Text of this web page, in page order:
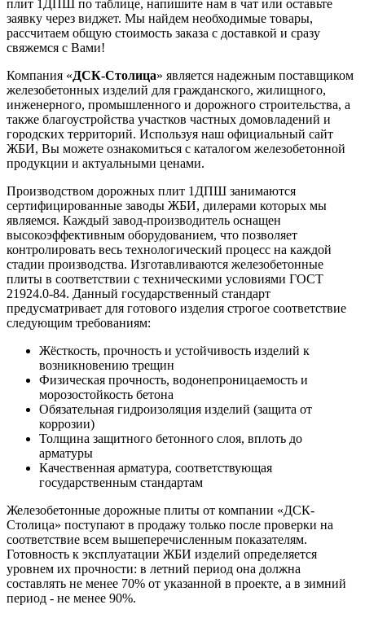
плит 1ДПШ по таблице, напишите нам в чат или оставьте
заявку через виджет. Мы найдем необходимые товары,
рассчитаем общую стоимость заказа с доставкой и сразу
свяжемся с Вами!
Компания «ДСК-Столица» является надежным поставщиком
железобетонных изделий для гражданского, жилищного,
инженерного, промышленного и дорожного строительства, а
также благоустройства участков частных домовладений и
городских территорий. Используя наш официальный сайт
ЖБИ, Вы можете ознакомиться с каталогом железобетонной
продукции и актуальными ценами.
Производством дорожных плит 1ДПШ занимаются
сертифицированные заводы ЖБИ, дилерами которых мы
являемся. Каждый завод-производитель оснащен
высокоэффективным оборудованием, что позволяет
контролировать весь технологический процесс на каждой
стадии производства. Изготавливаются железобетонные
плиты в соответствии с техническими условиями ГОСТ
21924.0-84. Данный государственный стандарт
предусматривает для готового изделия строгое соответствие
следующим требованиям:
Жёсткость, прочность и устойчивость изделий к
возникновению трещин
Физическая прочность, водонепроницаемость и
морозостойкость бетона
Обязательная гидроизоляция изделий (защита от
коррозии)
Толщина защитного бетонного слоя, вплоть до
арматуры
Качественная арматура, соответствующая
государственным стандартам
Железобетонные дорожные плиты от компании «ДСК-
Столица» поступают в продажу только после проверки на
соответствие всем вышеперечисленным показателям.
Готовность к эксплуатации ЖБИ изделий определяется
уровнем их прочности: в летний период она должна
составлять не менее 70% от указанной в проекте, а в зимний
период - не менее 90%.